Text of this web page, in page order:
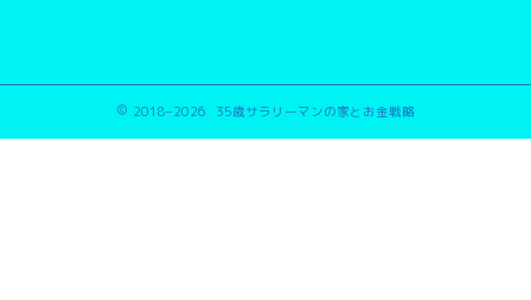
2018–2026 35歳サラリーマンの家とお金戦略